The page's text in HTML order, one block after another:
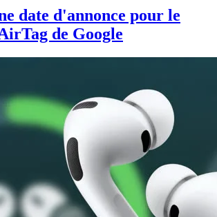
date d'annonce pour le
de Google